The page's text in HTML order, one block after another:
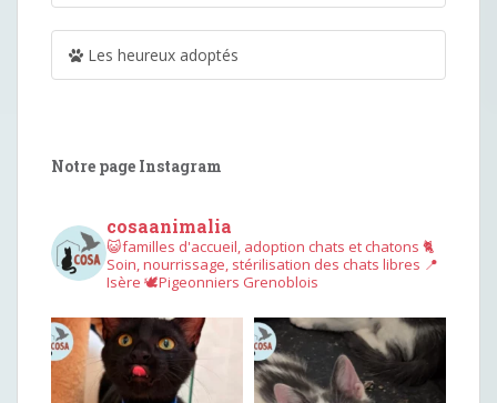
Les heureux adoptés
Notre page Instagram
cosaanimalia
😺familles d'accueil, adoption chats et chatons 🐈
Soin, nourrissage, stérilisation des chats libres 📍
Isère 🕊︎Pigeonniers Grenoblois